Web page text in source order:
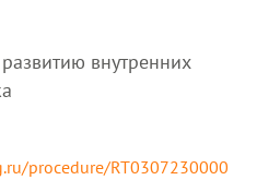
внутренних
procedure/RT0307230000